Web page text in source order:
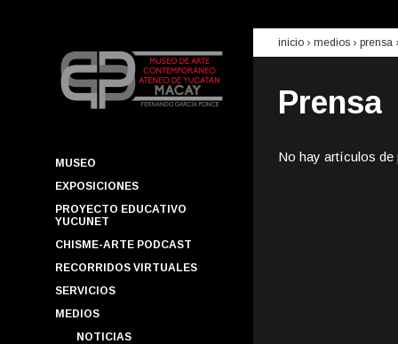
MUSEO
EXPOSICIONES
PROYECTO EDUCATIVO
YUCUNET
CHISME-ARTE PODCAST
RECORRIDOS VIRTUALES
SERVICIOS
MEDIOS
NOTICIAS
inicio › medios › prensa
Prensa
No hay artículos de